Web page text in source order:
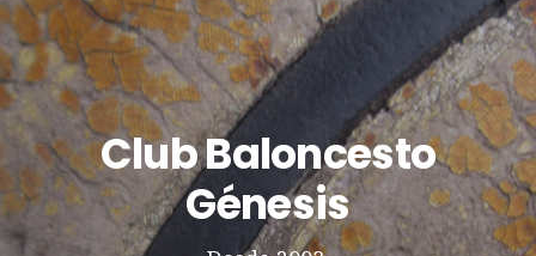
Club Baloncesto
Génesis